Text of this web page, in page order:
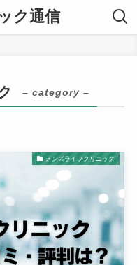
ク通信
– category –
メンズライフクリニック